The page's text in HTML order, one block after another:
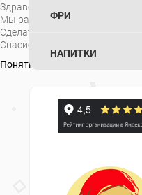
ФРИ
НАПИТКИ
Здравствуйте!
Мы работает с 10:30 до 23:45
Сделать заказ можно только
Спасибо что вы с нами!
Понятно